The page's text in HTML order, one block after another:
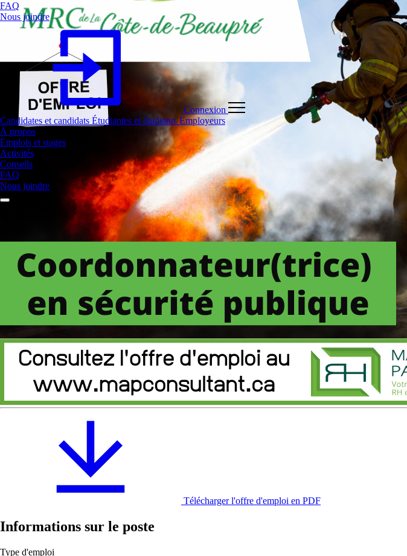
FAQ
Nous joindre
Connexion
Candidates et candidats Étudiantes et étudiants Employeurs
À propos
Emplois et stages
Activités
Conseils
FAQ
Nous joindre
Télécharger l'offre d'emploi en PDF
Informations sur le poste
Type d'emploi